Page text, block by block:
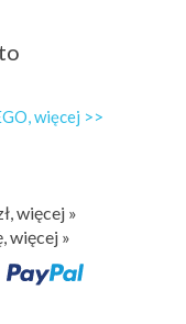
więcej >>
więcej »
więcej »